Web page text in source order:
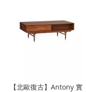
【北歐復古】Antony 實